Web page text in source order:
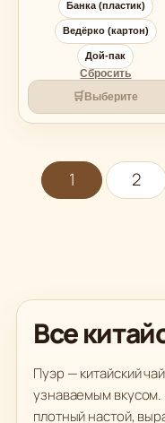
Банка (пластик)
Ведёрко (картон)
Дой-пак
Сбросить
🛒Выберите
1 2
Все
Пуэр — китайский
узнаваемым вкусом.
плотный настой,